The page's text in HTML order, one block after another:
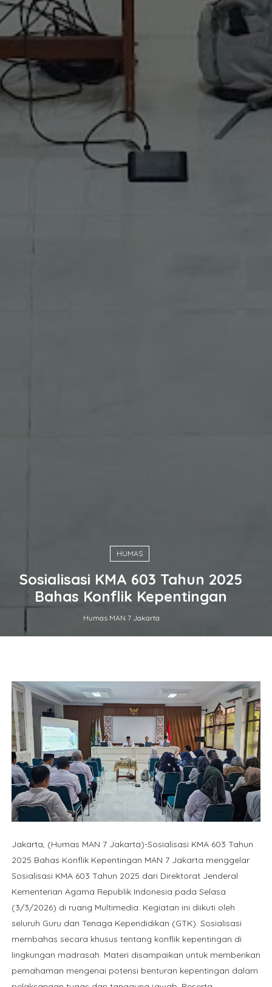
HUMAS
Sosialisasi KMA 603 Tahun 2025
Bahas Konflik Kepentingan
Humas MAN 7 Jakarta
Jakarta, (Humas MAN 7 Jakarta)-Sosialisasi KMA 603 Tahun
2025 Bahas Konflik Kepentingan MAN 7 Jakarta menggelar
Sosialisasi KMA 603 Tahun 2025 dari Direktorat Jenderal
Kementerian Agama Republik Indonesia pada Selasa
(3/3/2026) di ruang Multimedia. Kegiatan ini diikuti oleh
seluruh Guru dan Tenaga Kependidikan (GTK). Sosialisasi
membahas secara khusus tentang konflik kepentingan di
lingkungan madrasah. Materi disampaikan untuk memberikan
pemahaman mengenai potensi benturan kepentingan dalam